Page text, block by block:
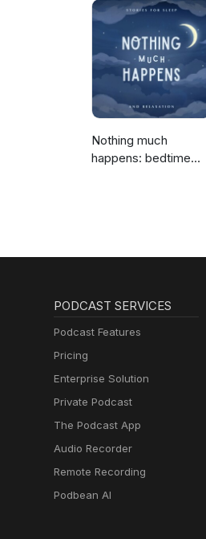
Nothing much
happens: bedtime
PODCAST SERVICES
Podcast Features
Pricing
Enterprise Solution
Private Podcast
The Podcast App
Audio Recorder
Remote Recording
Podbean AI